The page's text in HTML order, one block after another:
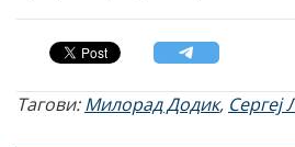
Тагови:Милорад Додик, Сергеј